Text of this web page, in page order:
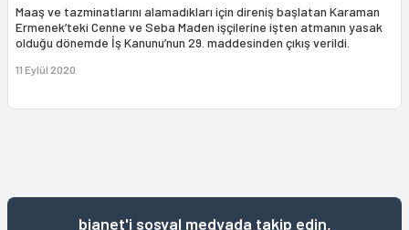
Maaş ve tazminatlarını alamadıkları için direniş başlatan Karaman
Ermenek’teki Cenne ve Seba Maden işçilerine işten atmanın yasak
olduğu dönemde İş Kanunu’nun 29. maddesinden çıkış verildi.
11 Eylül 2020
bianet'i sosyal medyada takip edin,